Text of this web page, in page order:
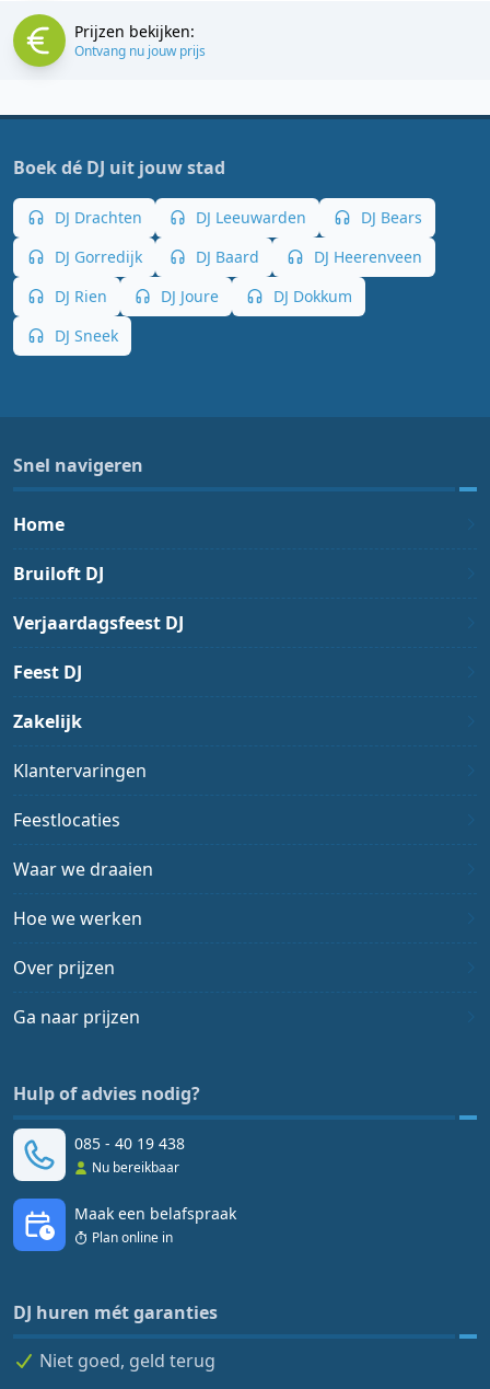
Prijzen bekijken:
Ontvang nu jouw prijs
Boek dé DJ uit jouw stad
DJ Drachten DJ Leeuwarden
DJ Bears
DJ Gorredijk
DJ Baard
DJ Heerenveen
DJ Rien
DJ Joure
DJ Dokkum
DJ Sneek
Snel navigeren
Home
Bruiloft DJ
Verjaardagsfeest DJ
Feest DJ
Zakelijk
Klantervaringen
Feestlocaties
Waar we draaien
Hoe we werken
Over prijzen
Ga naar prijzen
Hulp of advies nodig?
085 - 40 19 438
Nu bereikbaar
Maak een belafspraak
Plan online in
DJ huren mét garanties
Niet goed, geld terug